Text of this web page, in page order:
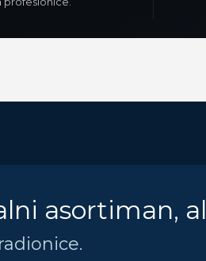
asortiman,